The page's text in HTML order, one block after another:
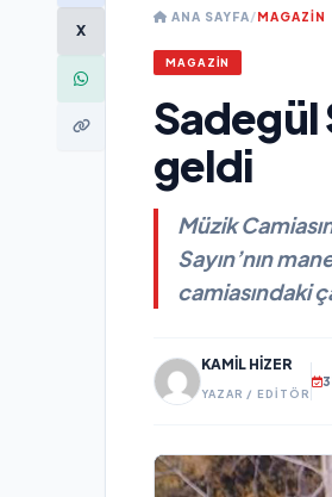
X
ANA SAYFA/MAGAZİN
MAGAZİN
Sadegül
geldi
Müzik
Sayın’nın
camiasındaki
KAMIL HIZER
YAZAR / EDITÖR